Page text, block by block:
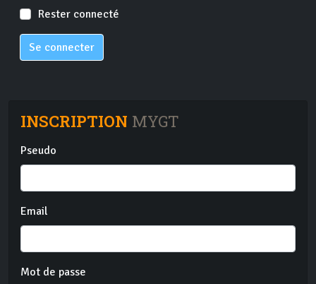
Rester connecté
Se connecter
INSCRIPTION MYGT
Pseudo
Email
Mot de passe